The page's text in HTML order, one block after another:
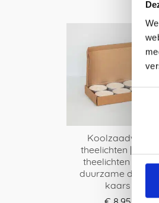
Koolzaadwas
theelichten | maxi
theelichten voor
duurzame design
kaars